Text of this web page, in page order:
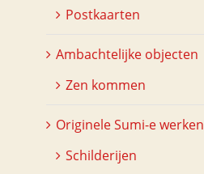
Postkaarten
Ambachtelijke objecten
Zen kommen
Originele Sumi-e werken
Schilderijen